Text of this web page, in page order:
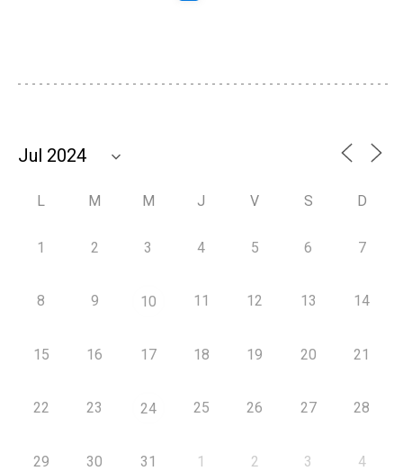
L M M J V S D
1 2 3 4 5 6 7
8 9 10 11 12 13 14
15 16 17 18 19 20 21
22 23 24 25 26 27 28
29 30 31 1 2 3 4